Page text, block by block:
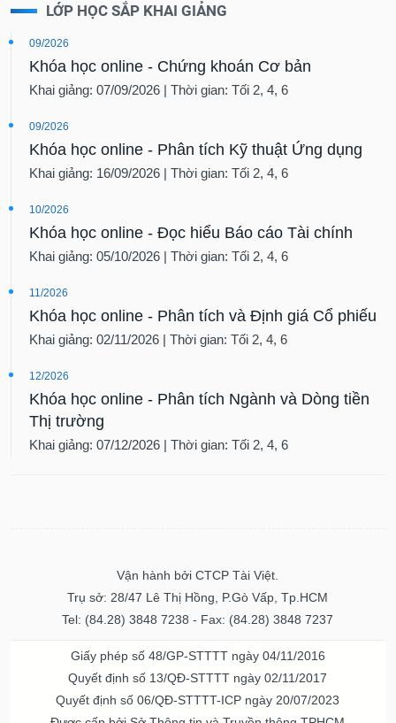
LỚP HỌC SẮP KHAI GIẢNG
09/2026
Khóa học online - Chứng khoán Cơ bản
Khai giảng: 07/09/2026 | Thời gian: Tối 2, 4, 6
09/2026
Khóa học online - Phân tích Kỹ thuật Ứng dụng
Khai giảng: 16/09/2026 | Thời gian: Tối 2, 4, 6
10/2026
Khóa học online - Đọc hiểu Báo cáo Tài chính
Khai giảng: 05/10/2026 | Thời gian: Tối 2, 4, 6
11/2026
Khóa học online - Phân tích và Định giá Cổ phiếu
Khai giảng: 02/11/2026 | Thời gian: Tối 2, 4, 6
12/2026
Khóa học online - Phân tích Ngành và Dòng tiền
Thị trường
Khai giảng: 07/12/2026 | Thời gian: Tối 2, 4, 6
Vận hành bởi CTCP Tài Việt.
Trụ sở: 28/47 Lê Thị Hồng, P.Gò Vấp, Tp.HCM
Tel: (84.28) 3848 7238 - Fax: (84.28) 3848 7237
Giấy phép số 48/GP-STTTT ngày 04/11/2016
Quyết định số 13/QĐ-STTTT ngày 02/11/2017
Quyết định số 06/QĐ-STTTT-ICP ngày 20/07/2023